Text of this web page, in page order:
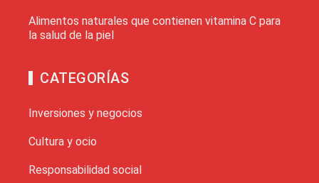
Alimentos naturales que contienen vitamina C para
la salud de la piel
CATEGORÍAS
Inversiones y negocios
Cultura y ocio
Responsabilidad social